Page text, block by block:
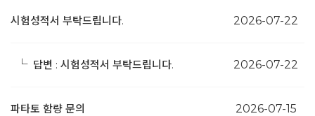
시험성적서 부탁드립니다. 2026-07-22
└ 답변 : 시험성적서 부탁드립니다. 2026-07-22
파타토 함량 문의 2026-07-15